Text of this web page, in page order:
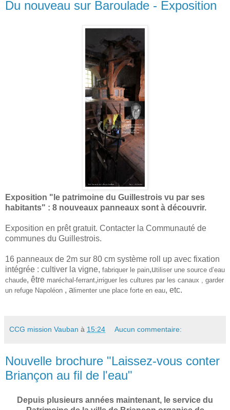
Du nouveau sur Baroulade - Exposition
Exposition "le patrimoine du Guillestrois vu par ses
habitants" : 8 nouveaux panneaux sont à découvrir.
Exposition en prêt gratuit. Contacter la Communauté de
communes du Guillestrois.
16 panneaux de 2m sur 80 cm système roll up avec fixation
intégrée : cultiver la vigne, fabriquer le pain,utiliser une source d’eau
chaude, être maréchal-ferrant,irriguer les cultures par les canaux , garder
un refuge Napoléon , a limenter une place forte en eau, etc.
CCG mission Vauban à 15:24 Aucun commentaire:
Nouvelle brochure "Laissez-vous conter
Briançon au fil de l'eau"
Depuis plusieurs années maintenant, le service du